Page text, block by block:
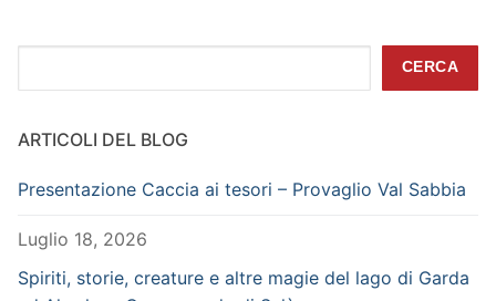
CERCA
ARTICOLI DEL BLOG
Presentazione Caccia ai tesori – Provaglio Val Sabbia
Luglio 18, 2026
Spiriti, storie, creature e altre magie del lago di Garda